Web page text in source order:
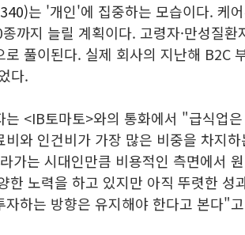
는 '개인'에 집중하는 모습이다. 케
까지 늘릴 계획이다. 고령자·만성질
로 풀이된다. 실제 회사의 지난해 B2C
다.
는 <IB토마토>와의 통화에서 "급식업
비와 인건비가 가장 많은 비중을 차지
가는 시대인만큼 비용적인 측면에서
한 노력을 하고 있지만 아직 뚜렷한 성
자하는 방향은 유지해야 한다고 본다"